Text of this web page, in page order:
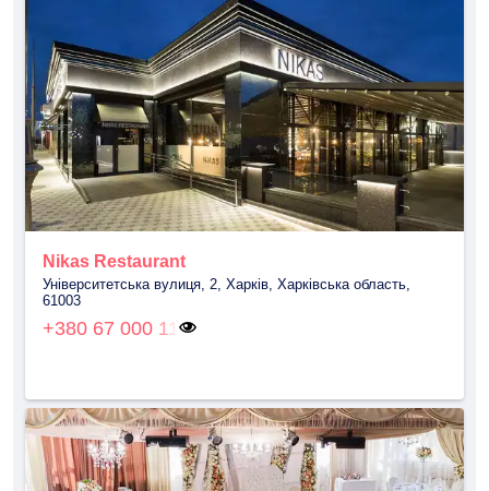
Nikas Restaurant
Університетська вулиця, 2, Харків, Харківська область,
61003
+380 67 000 11